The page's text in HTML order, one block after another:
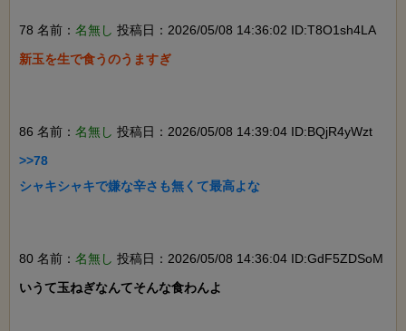
78 名前： 名無し 投稿日：2026/05/08 14:36:02 ID:T8O1sh4LA
新玉を生で食うのうますぎ
86 名前： 名無し 投稿日：2026/05/08 14:39:04 ID:BQjR4yWzt
>>78
シャキシャキで嫌な辛さも無くて最高よな
80 名前： 名無し 投稿日：2026/05/08 14:36:04 ID:GdF5ZDSoM
いうて玉ねぎなんてそんな食わんよ